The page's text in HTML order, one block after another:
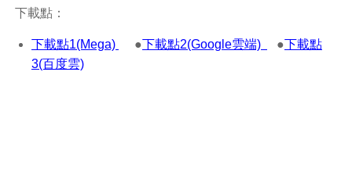
下載點：
下載點1(Mega) ●下載點2(Google雲端) ●下載點
3(百度雲)